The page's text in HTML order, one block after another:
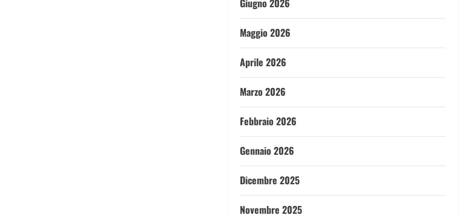
Giugno 2026
Maggio 2026
Aprile 2026
Marzo 2026
Febbraio 2026
Gennaio 2026
Dicembre 2025
Novembre 2025